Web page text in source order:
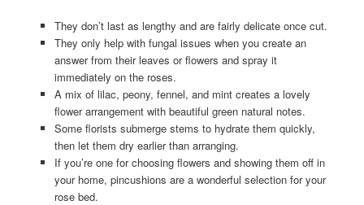
They don’t last as lengthy and are fairly delicate once cut.
They only help with fungal issues when you create an
answer from their leaves or flowers and spray it
immediately on the roses.
A mix of lilac, peony, fennel, and mint creates a lovely
flower arrangement with beautiful green natural notes.
Some florists submerge stems to hydrate them quickly,
then let them dry earlier than arranging.
If you’re one for choosing flowers and showing them off in
your home, pincushions are a wonderful selection for your
rose bed.